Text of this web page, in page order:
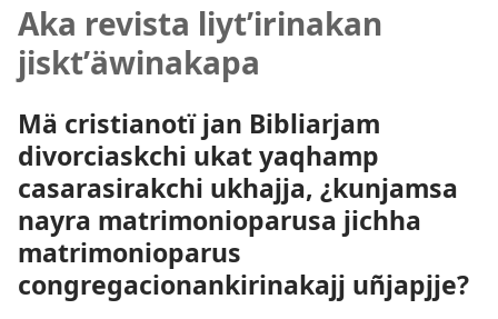
Aka revista liytʼirinakan
jisktʼäwinakapa
Mä cristianotï jan Bibliarjam
divorciaskchi ukat yaqhamp
casarasirakchi ukhajja, ¿kunjamsa
nayra matrimonioparusa jichha
matrimonioparus
congregacionankirinakajj uñjapjje?